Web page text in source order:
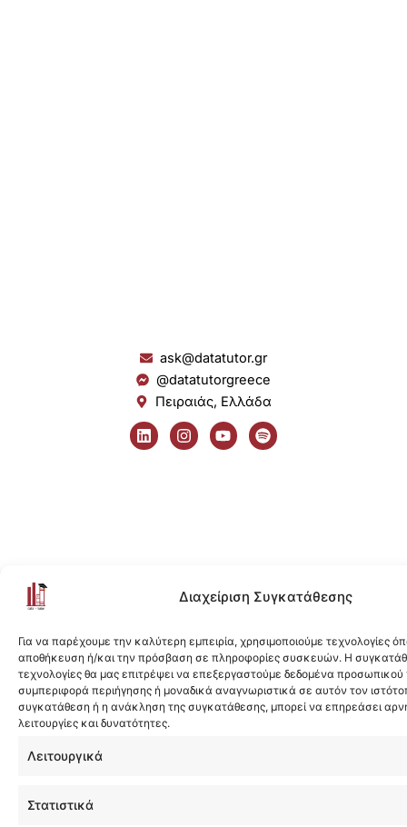
Διαχείριση Συγκατάθεσης
Για να παρέχουμε την καλύτερη εμπειρία, χρησιμοποιούμε τεχνολογίες
αποθήκευση ή/και την πρόσβαση σε πληροφορίες συσκευών. Η
τεχνολογίες θα μας επιτρέψει να επεξεργαστούμε δεδομένα
συμπεριφορά περιήγησης ή μοναδικά αναγνωριστικά σε αυτόν τον
συγκατάθεση ή η ανάκληση της συγκατάθεσης, μπορεί να επηρεάσει
λειτουργίες και δυνατότητες.
Λειτουργικά
Στατιστικά
ask@datatutor.gr
@datatutorgreece
Πειραιάς, Ελλάδα
L
i
n
I
n
s
Y
o
u
S
p
o